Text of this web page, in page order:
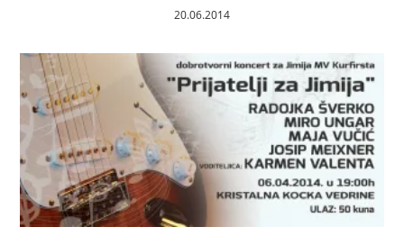
20.06.2014